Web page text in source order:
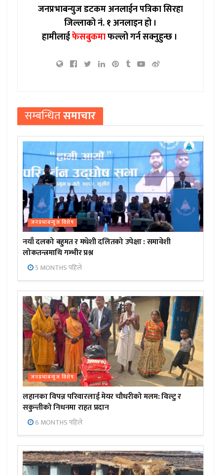
जनप्रभाबन्युज डटकम अनलाईन पत्रिका सिरहा
जिल्लाको नं. १ अनलाइन हो ।
हामीलाईफेसबुकमाफल्लो गर्न सक्नुहुन्छ ।
सम्बन्धितसमाचार
जनप्रभाबन्युज विशेष
नयाँ दलको बहुमत र मधेशी दलितको उपेक्षा : समावेशी
लोकतन्त्रमाथि गम्भीर प्रश्न
5 MONTHS पहिले
जनप्रभाबन्युज विशेष
लहानका विपन्न परिवारलाई मेयर चौधरीको मलम: विल्टु र
सकुन्तीको निधनमा राहत प्रदान
6 MONTHS पहिले